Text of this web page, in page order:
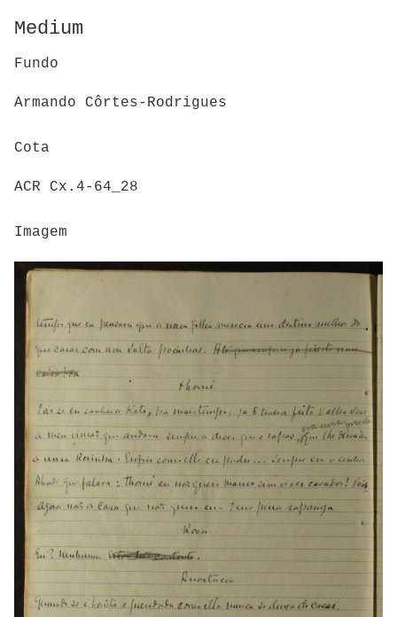
Medium
Fundo
Armando Côrtes-Rodrigues
Cota
ACR Cx.4-64_28
Imagem